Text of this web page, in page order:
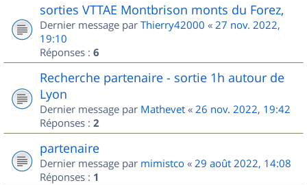
sorties VTTAE Montbrison monts du Forez,
Dernier message par Thierry42000 « 27 nov. 2022,
19:10
Réponses : 6
Recherche partenaire - sortie 1h autour de
Lyon
Dernier message par Mathevet « 26 nov. 2022, 19:42
Réponses : 2
partenaire
Dernier message par mimistco « 29 août 2022, 14:08
Réponses : 1